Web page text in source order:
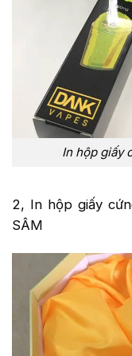
In hộp giấy
2, In hộp giấy
SÂM